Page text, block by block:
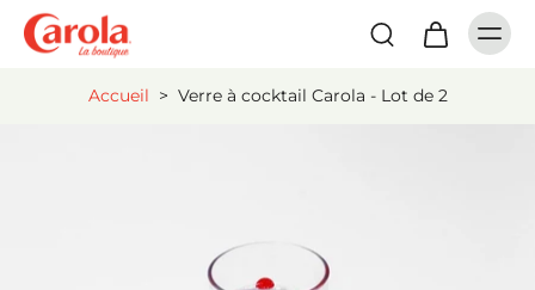
Accueil > Verre à cocktail Carola - Lot de 2